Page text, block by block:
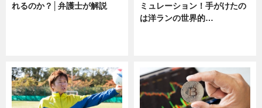
れるのか？│弁護士が解説
ミュレーション！手がけたの
は洋ランの世界的…